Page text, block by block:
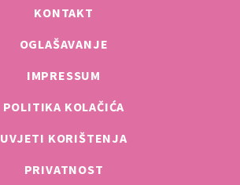
KONTAKT
OGLAŠAVANJE
IMPRESSUM
POLITIKA KOLAČIĆA
UVJETI KORIŠTENJA
PRIVATNOST